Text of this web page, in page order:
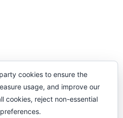
tener teléfono, que
cookies to ensure the
usage, and improve our
cookies, reject non-essential